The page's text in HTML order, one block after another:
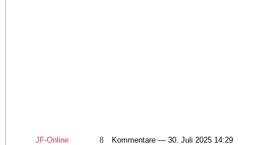
JF-Online 8 Kommentare — 30. Juli 2025 14:29